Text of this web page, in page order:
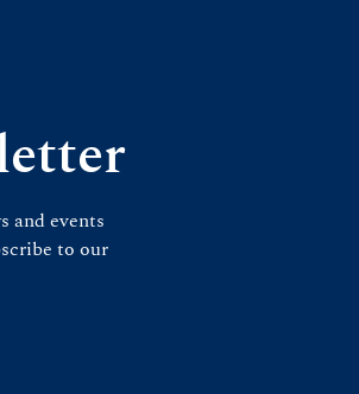
and events
to our